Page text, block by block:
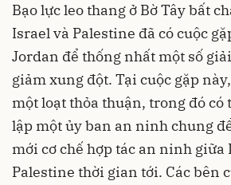
Bạo lực leo thang ở Bờ Tây bất
Israel và Palestine đã có cuộc
Jordan để thống nhất một số
giảm xung đột. Tại cuộc gặp
một loạt thỏa thuận, trong đó
lập một ủy ban an ninh chung
mới cơ chế hợp tác an ninh giữa
Palestine thời gian tới. Các bên